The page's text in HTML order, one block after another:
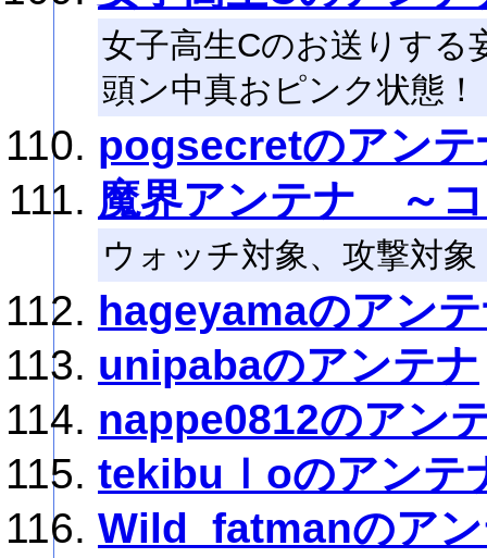
女子高生Cのお送りする
頭ン中真おピンク状態！
pogsecretのアンテ
魔界アンテナ ～
ウォッチ対象、攻撃対象
hageyamaのアン
unipabaのアンテナ
nappe0812のアン
tekibuｌoのアンテ
Wild_fatmanのア